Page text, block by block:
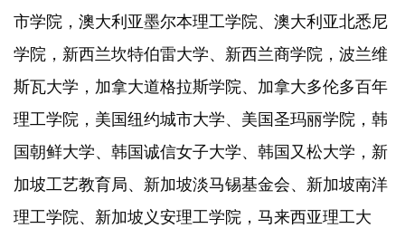
市学院，澳大利亚墨尔本理工学院、澳大利亚北悉尼
学院，新西兰坎特伯雷大学、新西兰商学院，波兰维
斯瓦大学，加拿大道格拉斯学院、加拿大多伦多百年
理工学院，美国纽约城市大学、美国圣玛丽学院，韩
国朝鲜大学、韩国诚信女子大学、韩国又松大学，新
加坡工艺教育局、新加坡淡马锡基金会、新加坡南洋
理工学院、新加坡义安理工学院，马来西亚理工大